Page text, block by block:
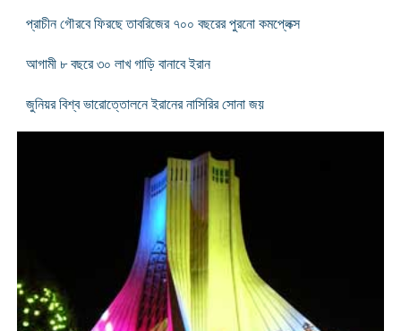
প্রাচীন গৌরবে ফিরছে তাবরিজের ৭০০ বছরের পুরনো কমপ্লেক্স
আগামী ৮ বছরে ৩০ লাখ গাড়ি বানাবে ইরান
জুনিয়র বিশ্ব ভারোত্তোলনে ইরানের নাসিরির সোনা জয়